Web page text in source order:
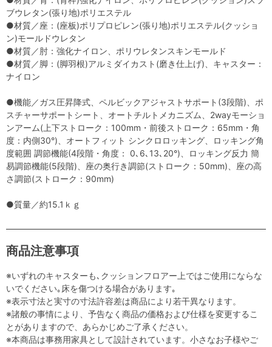
ブウレタン(張り地)ポリエステル
●材質／座：(座板)ポリプロピレン(張り地)ポリエステル(クッショ
ン)モールドウレタン
●材質／肘：強化ナイロン、ポリウレタンスキンモールド
●材質／脚：(脚羽根)アルミダイカスト(磨き仕上げ)、キャスター：
ナイロン
●機能／ガス圧昇降式、ペルビックアジャストサポート(3段階)、ポ
スチャーサポートシート、オートチルトメカニズム、2wayモーショ
ンアーム(上下ストローク：100mm・前後ストローク：65mm・角
度：内側30°)、オートフィット シンクロロッキング、ロッキング角
度範囲 調節機能(4段階・角度： 0､6､13､20°)、ロッキング反力 簡
易調節機能(5段階)、座の奥行き調節(ストローク：50mm)、座の高
さ調節(ストローク：90mm)
●質量／約15.1ｋｇ
商品注意事項
※いずれのキャスターも､クッションフロアー上ではご使用にならな
いでください｡床を傷つける場合があります｡
※表示寸法と実寸の寸法許容差は商品により若干異なります。
※諸般の事情により、予告なく商品の価格および仕様を変更するこ
とがありますので、あらかじめご了承ください。
※本商品は事務用家具として設計されています。小さなお子様やご